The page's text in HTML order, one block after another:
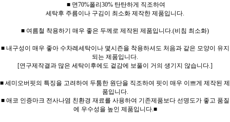
■ 면70%폴리30% 탄탄하게 직조하여
세탁후 주름이나 구김이 최소화 제작한 제품입니다.
■ 여름철 착용하기 매우 좋은 두께로 제작된 제품입니다. (비침 최소화)
■ 내구성이 매우 좋아 수차례세탁이나 몇시즌을 착용하셔도 처음과 같은 모양이 유지
되는 제품입니다.
[연구제작결과 많은 세탁이후에도 겉감에 보풀이 거의 생기지 않습니다.]
■ 세미오버핏의 특징을 고려하여 두툼한 원단을 직조하여 핏이 매우 이쁘게 제작된 제
품입니다.
■ 애코 인증마크 전사나염 친환경 재료를 사용하여 기존제품보다 선명도가 좋고 품질
에 우수성을 높인 제품입니다.■